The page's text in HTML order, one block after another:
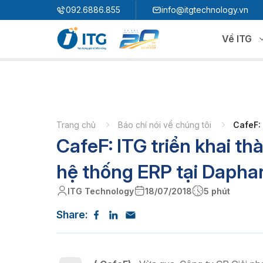
092.6886.855 info@itgtechnology.vn
Về ITG
Giải pháp quản trị hoạch định nguồn lực
3S i​FACTORY
Giải pháp nhà máy thông minh
3S WMS
3S MES
3S SPS
3S QMS
3S F-INSIGHT
Trang chủ Báo chí nói về chúng tôi
CafeF: ITG triển khai
hệ thống ERP tại
ITG Technology 18/07/2018 5 phút
Share: